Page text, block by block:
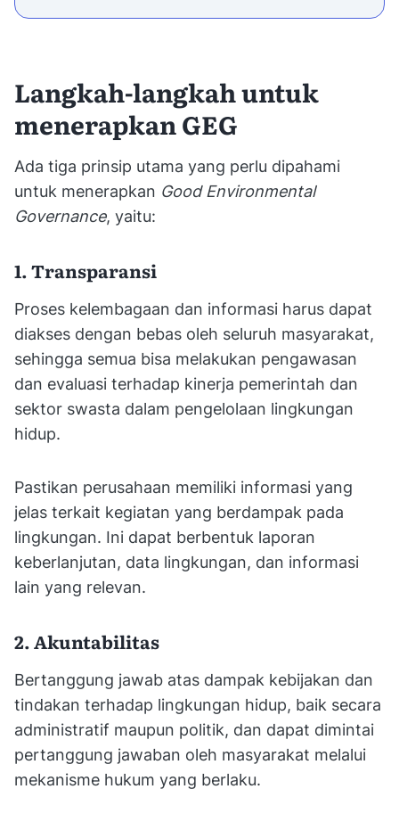
Langkah-langkah untuk
menerapkan GEG
Ada tiga prinsip utama yang perlu dipahami
untuk menerapkan Good Environmental
Governance, yaitu:
1. Transparansi
Proses kelembagaan dan informasi harus dapat
diakses dengan bebas oleh seluruh masyarakat,
sehingga semua bisa melakukan pengawasan
dan evaluasi terhadap kinerja pemerintah dan
sektor swasta dalam pengelolaan lingkungan
hidup.
Pastikan perusahaan memiliki informasi yang
jelas terkait kegiatan yang berdampak pada
lingkungan. Ini dapat berbentuk laporan
keberlanjutan, data lingkungan, dan informasi
lain yang relevan.
2. Akuntabilitas
Bertanggung jawab atas dampak kebijakan dan
tindakan terhadap lingkungan hidup, baik secara
administratif maupun politik, dan dapat dimintai
pertanggung jawaban oleh masyarakat melalui
mekanisme hukum yang berlaku.